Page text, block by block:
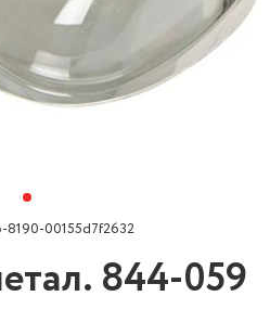
8190-00155d7f2632
844-059